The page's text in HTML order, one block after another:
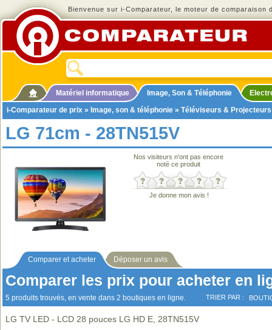
Bienvenue sur i-Comparateur, le moteur de comparaison
Matériel informatique Image, Son & Téléphonie
i-Comparateur de prix » Image, son & téléphonie » Téléviseurs & Projecteurs
LG 71cm - 28TN515V
Nos visiteurs n'ont pas encore
noté ce produit
Je donne mon avis !
Comparer et acheter Déposer un avis
Comparer les prix pour acheter en
5 produits trouvés, en vente dans 2 boutiques en ligne. TRIER PAR :
LG TV LED - LCD 28 pouces LG HD E, 28TN515V